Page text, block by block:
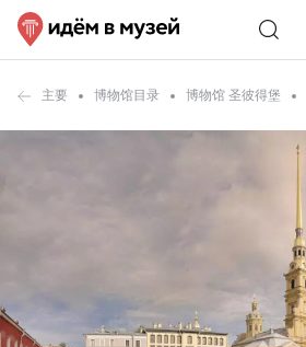
主要 博物馆目录 博物馆 圣彼得堡